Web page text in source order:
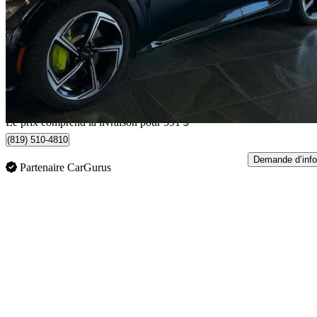
GT AWD 39 169 km
43 586 $ Affaire
942 $/mois env.
Livraison à domicile de Trois-Rivières, QC
Le prix comprend la livraison pour 591 $
(819) 510-4810
Partenaire CarGurus
Demande d’info